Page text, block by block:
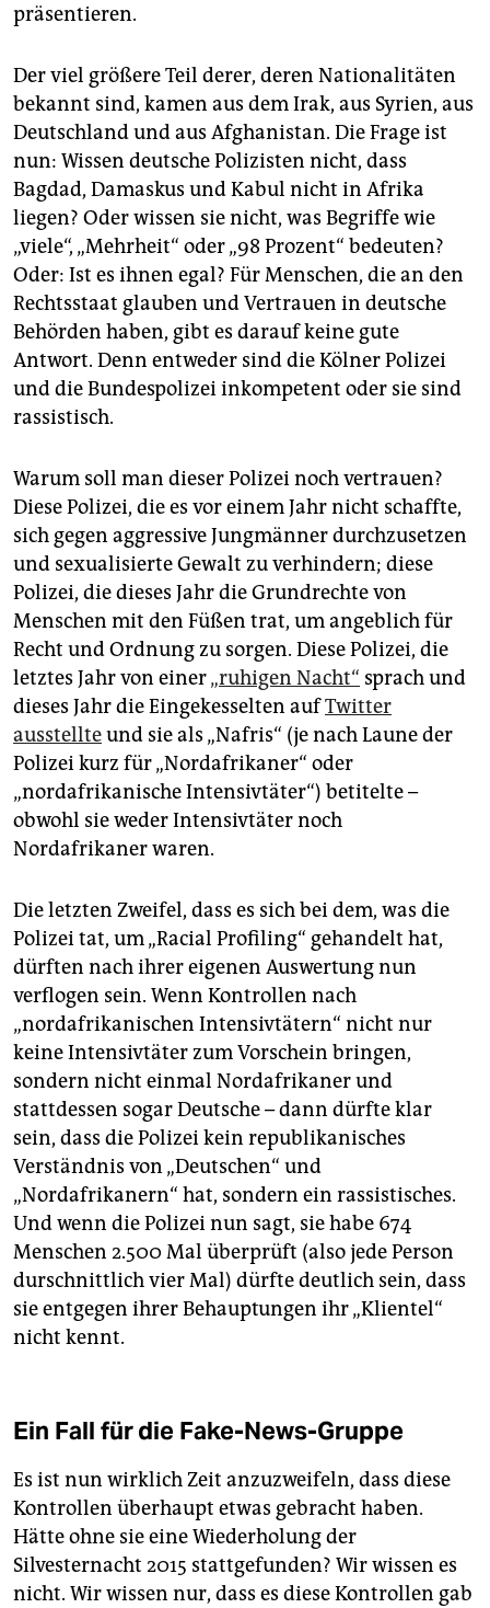
präsentieren.
Der viel größere Teil derer, deren Nationalitäten
bekannt sind, kamen aus dem Irak, aus Syrien, aus
Deutschland und aus Afghanistan. Die Frage ist
nun: Wissen deutsche Polizisten nicht, dass
Bagdad, Damaskus und Kabul nicht in Afrika
liegen? Oder wissen sie nicht, was Begriffe wie
„viele“, „Mehrheit“ oder „98 Prozent“ bedeuten?
Oder: Ist es ihnen egal? Für Menschen, die an den
Rechtsstaat glauben und Vertrauen in deutsche
Behörden haben, gibt es darauf keine gute
Antwort. Denn entweder sind die Kölner Polizei
und die Bundespolizei inkompetent oder sie sind
rassistisch.
Warum soll man dieser Polizei noch vertrauen?
Diese Polizei, die es vor einem Jahr nicht schaffte,
sich gegen aggressive Jungmänner durchzusetzen
und sexualisierte Gewalt zu verhindern; diese
Polizei, die dieses Jahr die Grundrechte von
Menschen mit den Füßen trat, um angeblich für
Recht und Ordnung zu sorgen. Diese Polizei, die
letztes Jahr von einer„ruhigen Nacht“ sprach und
dieses Jahr die Eingekesselten aufTwitter
ausstellteund sie als „Nafris“ (je nach Laune der
Polizei kurz für „Nordafrikaner“ oder
„nordafrikanische Intensivtäter“) betitelte –
obwohl sie weder Intensivtäter noch
Nordafrikaner waren.
Die letzten Zweifel, dass es sich bei dem, was die
Polizei tat, um „Racial Profiling“ gehandelt hat,
dürften nach ihrer eigenen Auswertung nun
verflogen sein. Wenn Kontrollen nach
„nordafrikanischen Intensivtätern“ nicht nur
keine Intensivtäter zum Vorschein bringen,
sondern nicht einmal Nordafrikaner und
stattdessen sogar Deutsche – dann dürfte klar
sein, dass die Polizei kein republikanisches
Verständnis von „Deutschen“ und
„Nordafrikanern“ hat, sondern ein rassistisches.
Und wenn die Polizei nun sagt, sie habe 674
Menschen 2.500 Mal überprüft (also jede Person
durschnittlich vier Mal) dürfte deutlich sein, dass
sie entgegen ihrer Behauptungen ihr „Klientel“
nicht kennt.
Ein Fall für die Fake-News-Gruppe
Es ist nun wirklich Zeit anzuzweifeln, dass diese
Kontrollen überhaupt etwas gebracht haben.
Hätte ohne sie eine Wiederholung der
Silvesternacht 2015 stattgefunden? Wir wissen es
nicht. Wir wissen nur, dass es diese Kontrollen gab